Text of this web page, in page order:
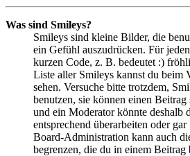
Was sind Smileys?
Smileys sind kleine Bilder, die
ein Gefühl auszudrücken. Für
kurzen Code, z. B. bedeutet :)
Liste aller Smileys kannst du beim
sehen. Versuche bitte trotzdem,
benutzen, sie können einen Beitrag
und ein Moderator könnte deshalb
entsprechend überarbeiten oder
Board-Administration kann auch
begrenzen, die du in einem Beitrag